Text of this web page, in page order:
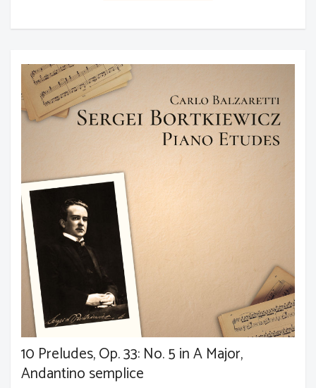
10 Preludes, Op. 33: No. 5 in A Major,
Andantino semplice